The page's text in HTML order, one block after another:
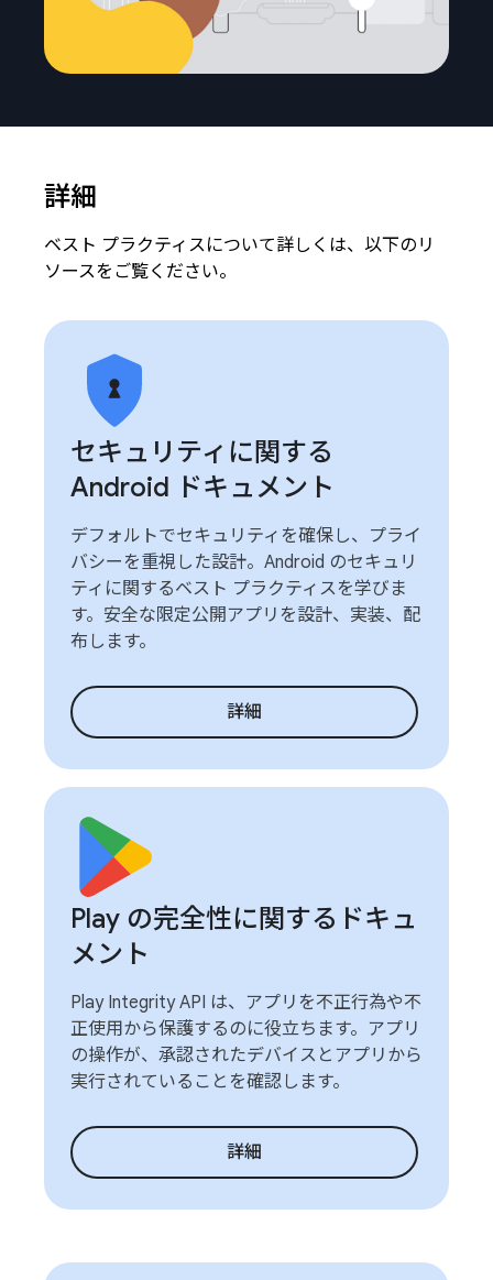
詳細
ベスト プラクティスについて詳しくは、以下のリ
ソースをご覧ください。
セキュリティに関する
Android ドキュメント
デフォルトでセキュリティを確保し、プライ
バシーを重視した設計。Android のセキュリ
ティに関するベスト プラクティスを学びま
す。安全な限定公開アプリを設計、実装、配
布します。
詳細
Play の完全性に関するドキュ
メント
Play Integrity API は、アプリを不正行為や不
正使用から保護するのに役立ちます。アプリ
の操作が、承認されたデバイスとアプリから
実行されていることを確認します。
詳細